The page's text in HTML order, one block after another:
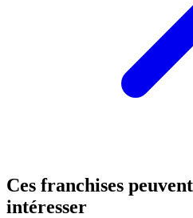
Ces franchises
intéresser